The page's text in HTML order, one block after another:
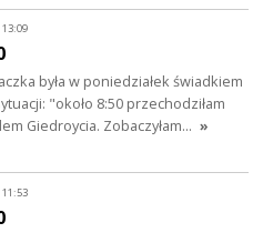
była w poniedziałek świadkiem
"około 8:50 przechodziłam
Giedroycia. Zobaczyłam… »